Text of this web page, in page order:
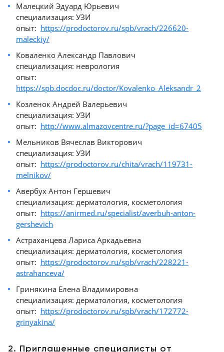
Малецкий Эдуард Юрьевич
специализация: УЗИ
опыт: https://prodoctorov.ru/spb/vrach/226620-
maleckiy/
Коваленко Александр Павлович
специализация: неврология
опыт:
https://spb.docdoc.ru/doctor/Kovalenko_Aleksandr_2
Козленок Андрей Валерьевич
специализация: УЗИ
опыт: http://www.almazovcentre.ru/?page_id=67405
Мельников Вячеслав Викторович
специализация: УЗИ
опыт: https://prodoctorov.ru/chita/vrach/119731-
melnikov/
Авербух Антон Гершевич
специализация: дерматология, косметология
опыт: https://anirmed.ru/specialist/averbuh-anton-
gershevich
Астраханцева Лариса Аркадьевна
специализация: дерматология, косметология
опыт: https://prodoctorov.ru/spb/vrach/228221-
astrahanceva/
Гринякина Елена Владимировна
специализация: дерматология, косметология
опыт: https://prodoctorov.ru/spb/vrach/172772-
grinyakina/
2. Приглашенные специалисты от